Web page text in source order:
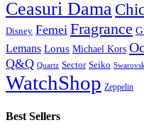
Ceasuri Dama
Disney Femei Fragrance
Lemans Lorus Michael Kors
Q&Q Quartz Sector Seiko
WatchShop Zeppelin
Best Sellers